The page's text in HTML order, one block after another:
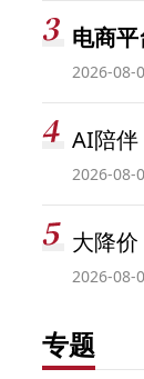
电商
2026-08-
AI陪
2026-08-
大降
2026-08-
专题